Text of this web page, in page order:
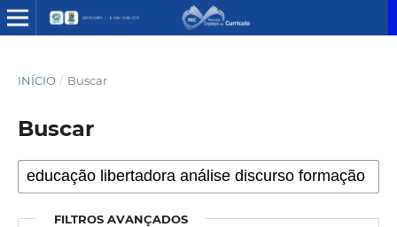
INÍCIO / Buscar
Buscar
FILTROS AVANÇADOS